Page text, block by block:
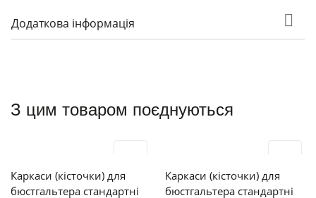
Додаткова інформація
З цим товаром поєднуються
Каркаси (кісточки) для
бюстгальтера стандартні
Каркаси (кісточки) для
бюстгальтера стандартні